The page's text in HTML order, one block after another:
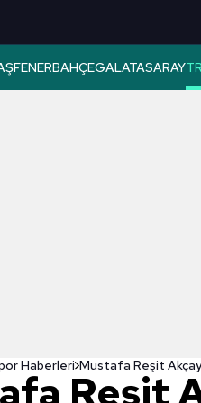
FENERBAHÇEGALATASARAY
Haberleri
Reşit